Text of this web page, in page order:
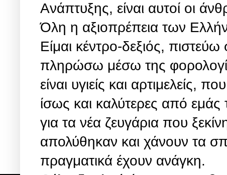
Ανάπτυξης, είναι αυτοί οι
Όλη η αξιοπρέπεια των
Είμαι κέντρο-δεξιός,
πληρώσω μέσω της
είναι υγιείς και αρτιμελείς,
ίσως και καλύτερες από
για τα νέα ζευγάρια που
απολύθηκαν και χάνουν τα
πραγματικά έχουν ανάγκη.